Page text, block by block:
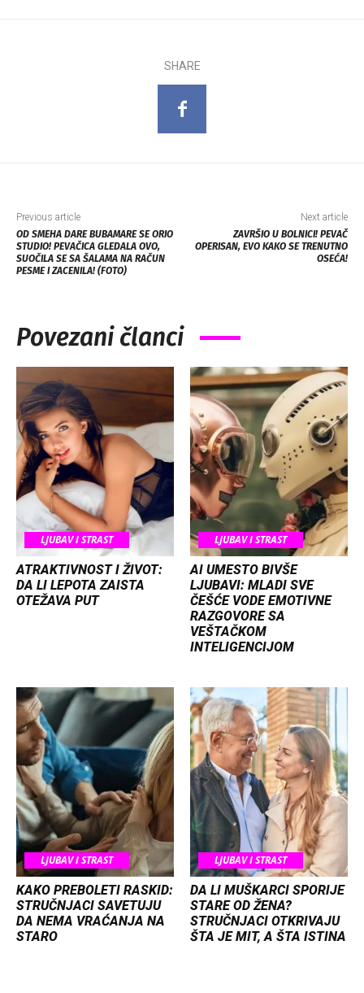
SHARE
Previous article
OD SMEHA DARE BUBAMARE SE ORIO
STUDIO! PEVAČICA GLEDALA OVO,
SUOČILA SE SA ŠALAMA NA RAČUN
PESME I ZACENILA! (FOTO)
Next article
ZAVRŠIO U BOLNICI! PEVAČ
OPERISAN, EVO KAKO SE TRENUTNO
OSEĆA!
Povezani članci
LJUBAV I STRAST
ATRAKTIVNOST I ŽIVOT:
DA LI LEPOTA ZAISTA
OTEŽAVA PUT
LJUBAV I STRAST
AI UMESTO BIVŠE
LJUBAVI: MLADI SVE
ČEŠĆE VODE EMOTIVNE
RAZGOVORE SA
VEŠTAČKOM
INTELIGENCIJOM
LJUBAV I STRAST
KAKO PREBOLETI RASKID:
STRUČNJACI SAVETUJU
DA NEMA VRAĆANJA NA
STARO
LJUBAV I STRAST
DA LI MUŠKARCI SPORIJE
STARE OD ŽENA?
STRUČNJACI OTKRIVAJU
ŠTA JE MIT, A ŠTA ISTINA